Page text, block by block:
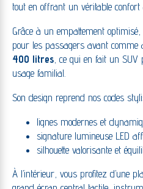
tout en offrant un véritable confort
Grâce à un empattement
pour les passagers avant comme
400 litres , ce qui en fait un
usage familial.
Son design reprend nos codes
lignes modernes et
signature lumineuse LED
silhouette valorisante et
À l’intérieur, vous profitez d’une